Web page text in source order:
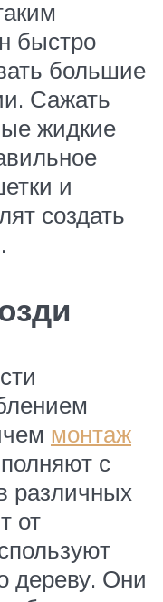
быстро
большие
Сажать
жидкие
и
создать
монтаж
с
различных
от
дереву. Они